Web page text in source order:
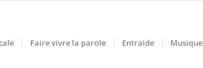
Faire vivre la parole Entraide Musique